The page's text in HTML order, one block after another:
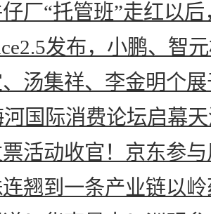
厂“托管班”走红以
发布，小鹏、智
汤集祥、李金明个
河国际消费论坛启幕
活动收官！京东参
翘到一条产业链以